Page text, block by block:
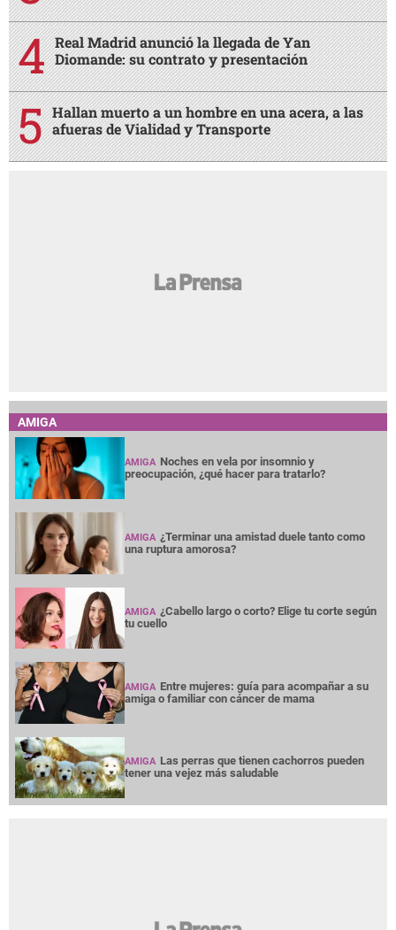
Real Madrid anunció la llegada de Yan
Diomande: su contrato y presentación
Hallan muerto a un hombre en una acera, a las
afueras de Vialidad y Transporte
AMIGA
AMIGA Noches en vela por insomnio y
preocupación, ¿qué hacer para tratarlo?
AMIGA ¿Terminar una amistad duele tanto como
una ruptura amorosa?
AMIGA ¿Cabello largo o corto? Elige tu corte según
tu cuello
AMIGA Entre mujeres: guía para acompañar a su
amiga o familiar con cáncer de mama
AMIGA Las perras que tienen cachorros pueden
tener una vejez más saludable